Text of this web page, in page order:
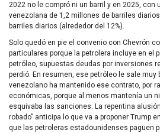
2022 no le compró ni un barril y en 2025, con
venezolana de 1,2 millones de barriles
barriles diarios (alrededor del 12%).
Solo quedó en pie el convenio con Chevrón
particulares porque la petrolera incluye en el
petróleo, supuestas deudas por inversiones
perdió. En resumen, ese petróleo le sale muy
venezolano ha mantenido ese contrato, por
económicas, porque al menos mantenía un
esquivaba las sanciones. La repentina
robado” anticipa lo que va a proponer Trump
que las petroleras estadounidenses paguen